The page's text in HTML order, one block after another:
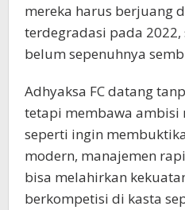
mereka harus berjuang
terdegradasi pada
belum sepenuhnya
Adhyaksa FC datang
tetapi membawa ambisi
seperti ingin
modern, manajemen
bisa melahirkan
berkompetisi di kasta